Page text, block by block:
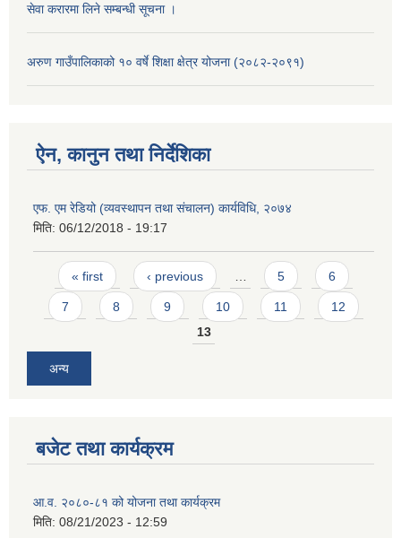
सेवा करारमा लिने सम्बन्धी सूचना ।
अरुण गाउँपालिकाको १० वर्षे शिक्षा क्षेत्र योजना (२०८२-२०९१)
ऐन, कानुन तथा निर्देशिका
एफ. एम रेडियो (व्यवस्थापन तथा संचालन) कार्यविधि, २०७४
मिति: 06/12/2018 - 19:17
Pages
« first ‹ previous … 5 6
7 8 9 10 11
12
13
अन्य
बजेट तथा कार्यक्रम
आ.व. २०८०-८१ को योजना तथा कार्यक्रम
मिति: 08/21/2023 - 12:59